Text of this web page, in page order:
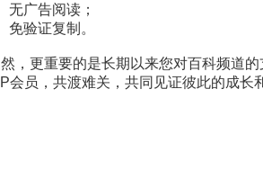
解读《聪明的投资者》：想获得超额
王钊
无广告阅读；
免验证复制。
，更重要的是长期以来您对百科频道
会员，共渡难关，共同见证彼此的成长